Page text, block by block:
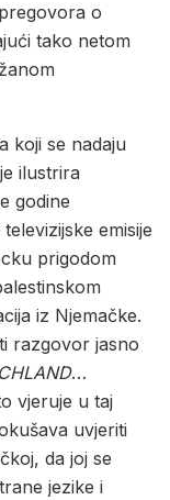
o
tako netom
koji se nadaju
ilustrira
godine
emisije
prigodom
iz Njemačke.
razgovor jasno
…
vjeruje u taj
uvjeriti
da joj se
jezike i